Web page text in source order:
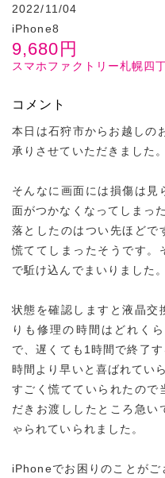
2022/11/04
iPhone8
9,680 円
スマホファクトリー札幌四
コメント
本日は石狩市からお越しの
承りさせていただきました。
そんなに画面には損傷は見
面がつかなくなってしまっ
落としたのはつい先ほどで
慌ててしまったそうです。
で駈け込んでまいりました。
状態を確認しますと液晶交
りも修理の時間はどれく
で、遅くても1時間で終了
時間より早いと喜ばれてい
すごく慌てていられたので
だきお渡ししたところ急い
ゃられていられました。
iPhoneでお困りのことがご